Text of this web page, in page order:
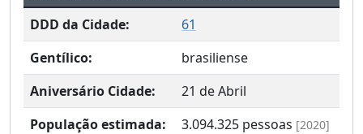
DDD da Cidade:
61
Gentílico:
brasiliense
Aniversário Cidade:
21 de Abril
População estimada:
3.094.325 pessoas [2020]